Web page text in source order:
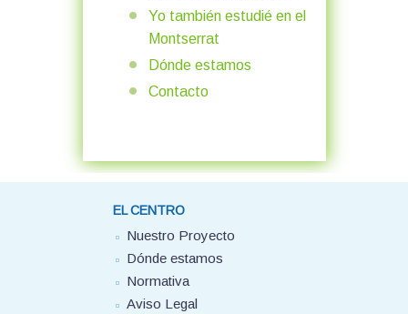
Yo también estudié en el
Montserrat
Dónde estamos
Contacto
EL CENTRO
Nuestro Proyecto
Dónde estamos
Normativa
Aviso Legal